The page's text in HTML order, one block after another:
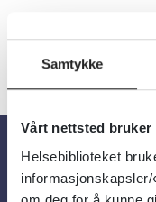
Samtykke
Vårt nettsted
Helsebiblioteket
Om oss